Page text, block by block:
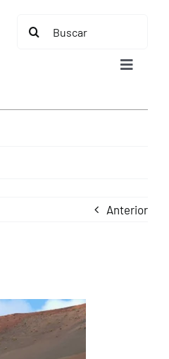
Buscar:
Toggle
Anterior